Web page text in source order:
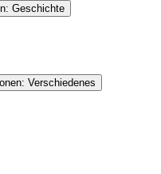
Geschichte
Verschiedenes